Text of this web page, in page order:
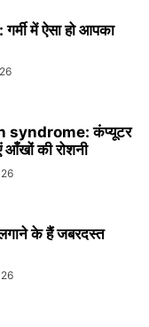
में ऐसा हो आपका
कंप्यूटर
आँखों की रोशनी
के हैं जबरदस्त